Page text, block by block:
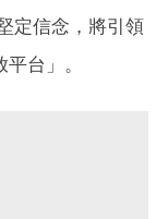
定信念，將引領
台」。